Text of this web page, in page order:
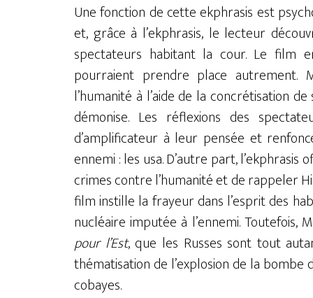
Une fonction de cette ekphrasis est
et, grâce à l’ekphrasis, le lecteur
spectateurs habitant la cour. Le film
pourraient prendre place
l’humanité à l’aide de la concrétisation
démonise. Les réflexions des
d’amplificateur à leur pensée et
ennemi : les usa. D’autre part,
crimes contre l’humanité et de rappeler
film instille la frayeur dans l’esprit des
nucléaire imputée à l’ennemi. Toutefois,
pour l’Est, que les Russes sont tout
thématisation de l’explosion de la
cobayes.